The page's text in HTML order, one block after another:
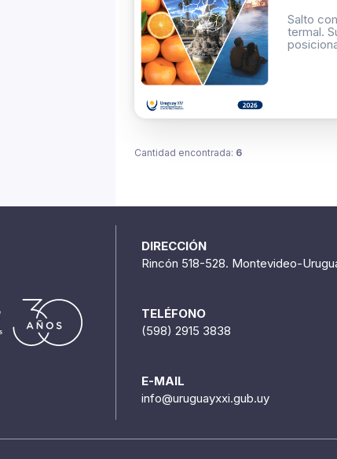
Salto
termal.
Cantidad encontrada: 6
DIRECCIÓN
Rincón 518-528. Montevideo-
TELÉFONO
(598) 2915 3838
E-MAIL
info@uruguayxxi.gub.uy